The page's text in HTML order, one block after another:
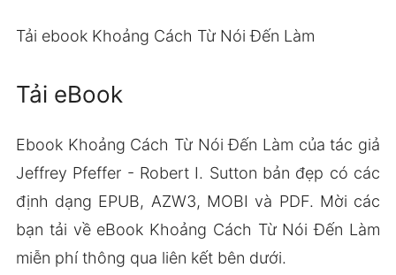
Tải ebook Khoảng Cách Từ Nói Đến Làm
Tải eBook
Ebook Khoảng Cách Từ Nói Đến Làm của tác giả
Jeffrey Pfeffer - Robert I. Sutton bản đẹp có các
định dạng EPUB, AZW3, MOBI và PDF. Mời các
bạn tải về eBook Khoảng Cách Từ Nói Đến Làm
miễn phí thông qua liên kết bên dưới.